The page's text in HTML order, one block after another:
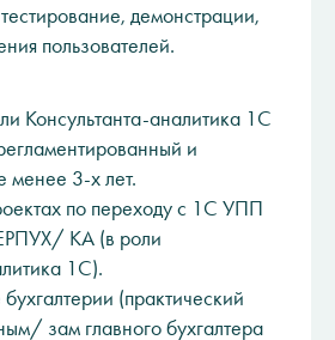
демонстрации,
пользователей.
Консультанта-аналитика 1С
и
менее 3-х лет.
по переходу с 1С УПП
КА (в роли
1С).
(практический
зам главного бухгалтера